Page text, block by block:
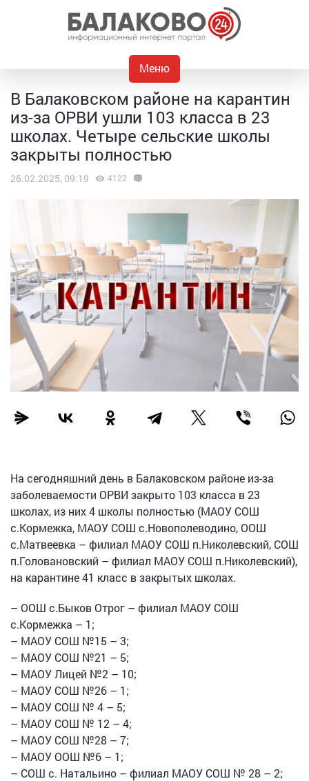
Меню
В Балаковском районе на карантин
из-за ОРВИ ушли 103 класса в 23
школах. Четыре сельские школы
закрыты полностью
26.02.2025, 09:19 4122
На сегодняшний день в Балаковском районе из-за
заболеваемости ОРВИ закрыто 103 класса в 23
школах, из них 4 школы полностью (МАОУ СОШ
с.Кормежка, МАОУ СОШ с.Новополеводино, ООШ
с.Матвеевка – филиал МАОУ СОШ п.Николевский, СОШ
п.Головановский – филиал МАОУ СОШ п.Николевский),
на карантине 41 класс в закрытых школах.
– ООШ с.Быков Отрог – филиал МАОУ СОШ
с.Кормежка – 1;
– МАОУ СОШ №15 – 3;
– МАОУ СОШ №21 – 5;
– МАОУ Лицей №2 – 10;
– МАОУ СОШ №26 – 1;
– МАОУ СОШ № 4 – 5;
– МАОУ СОШ № 12 – 4;
– МАОУ СОШ №28 – 7;
– МАОУ OОШ №6 – 1;
– СОШ с. Натальино – филиал МАОУ СОШ № 28 – 2;